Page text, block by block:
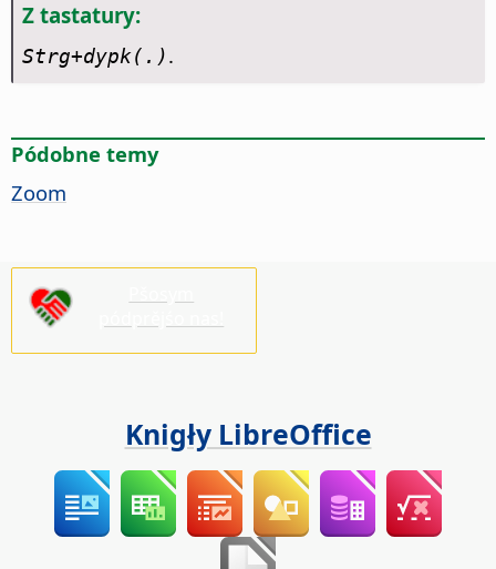
Z tastatury:
Strg+dypk(.).
Pódobne temy
Zoom
Knigły LibreOffice